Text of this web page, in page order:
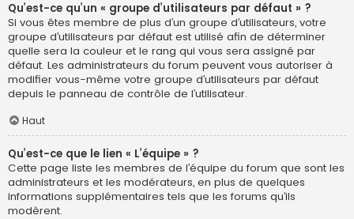
Qu’est-ce qu’un « groupe d’utilisateurs par défaut » ?
Si vous êtes membre de plus d’un groupe d’utilisateurs, votre
groupe d’utilisateurs par défaut est utilisé afin de déterminer
quelle sera la couleur et le rang qui vous sera assigné par
défaut. Les administrateurs du forum peuvent vous autoriser à
modifier vous-même votre groupe d’utilisateurs par défaut
depuis le panneau de contrôle de l’utilisateur.
Haut
Qu’est-ce que le lien « L’équipe » ?
Cette page liste les membres de l’équipe du forum que sont les
administrateurs et les modérateurs, en plus de quelques
informations supplémentaires tels que les forums qu’ils
modèrent.